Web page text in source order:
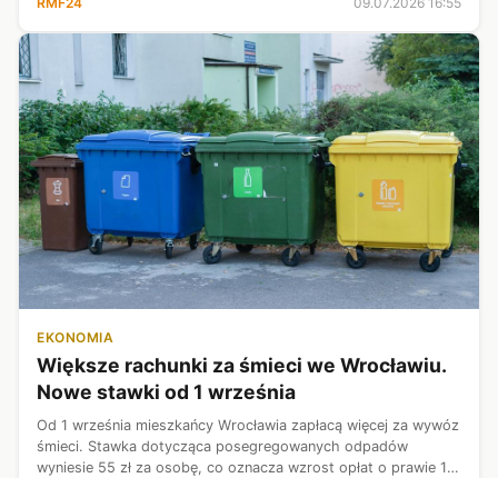
EKONOMIA
Większe rachunki za śmieci we Wrocławiu.
Nowe stawki od 1 września
Od 1 września mieszkańcy Wrocławia zapłacą więcej za wywóz
śmieci. Stawka dotycząca posegregowanych odpadów
wyniesie 55 zł za osobę, co oznacza wzrost opłat o prawie 14